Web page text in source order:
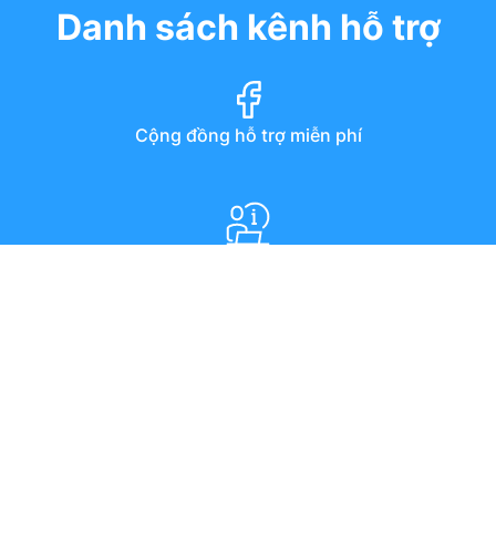
Danh sách kênh hỗ trợ
Cộng đồng hỗ trợ miễn phí